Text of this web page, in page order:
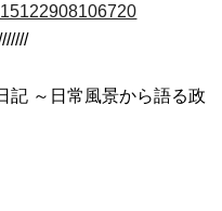
記 ～日常風景から語る政